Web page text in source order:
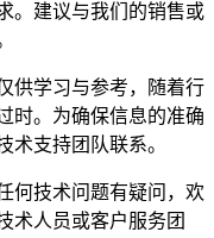
。建议与我们的销售或
供学习与参考，随着行
时。为确保信息的准确
术支持团队联系。
何技术问题有疑问，欢
术人员或客户服务团